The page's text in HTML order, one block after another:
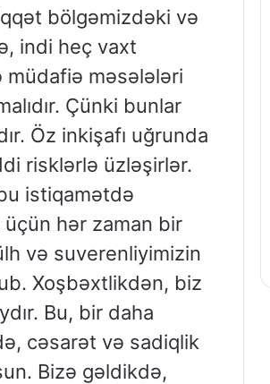
bölgəmizdəki və
indi heç vaxt
müdafiə məsələləri
Çünki bunlar
Öz inkişafı uğrunda
risklərlə üzləşirlər.
istiqamətdə
hər zaman bir
və suverenliyimizin
Xoşbəxtlikdən, biz
Bu, bir daha
cəsarət və sadiqlik
Bizə gəldikdə,